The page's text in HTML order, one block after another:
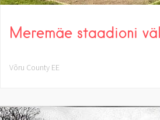
Meremäe staadioni
Võru County EE